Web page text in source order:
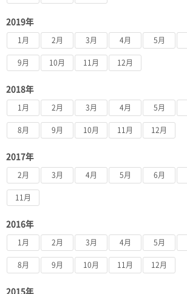
2019年
1月 2月 3月 4月 5月
9月 10月 11月 12月
2018年
1月 2月 3月 4月 5月
8月 9月 10月 11月 12月
2017年
2月 3月 4月 5月 6月
11月
2016年
1月 2月 3月 4月 5月
8月 9月 10月 11月 12月
2015年